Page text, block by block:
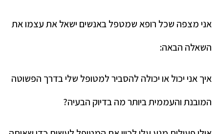
אני מצפה שכל רופא שמטפל באנשים ישאל את עצמו את
השאלה הבאה:
איך אני יכול או יכולה להסביר למטופל שלי בדרך הפשוטה
המובנת והעממית ביותר מה בדיוק הבעיה?